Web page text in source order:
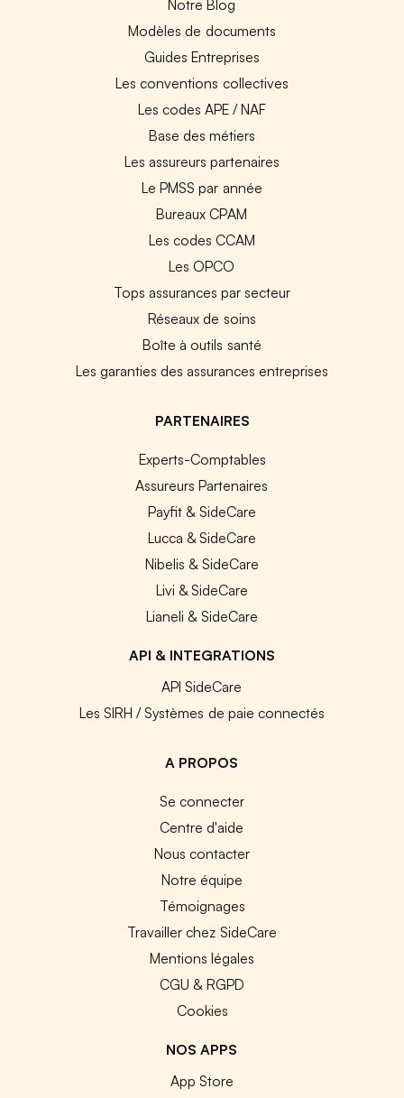
Notre Blog
Modèles de documents
Guides Entreprises
Les conventions collectives
Les codes APE / NAF
Base des métiers
Les assureurs partenaires
Le PMSS par année
Bureaux CPAM
Les codes CCAM
Les OPCO
Tops assurances par secteur
Réseaux de soins
Boîte à outils santé
Les garanties des assurances entreprises
PARTENAIRES
Experts-Comptables
Assureurs Partenaires
Payfit & SideCare
Lucca & SideCare
Nibelis & SideCare
Livi & SideCare
Lianeli & SideCare
API & INTEGRATIONS
API SideCare
Les SIRH / Systèmes de paie connectés
A PROPOS
Se connecter
Centre d'aide
Nous contacter
Notre équipe
Témoignages
Travailler chez SideCare
Mentions légales
CGU & RGPD
Cookies
NOS APPS
App Store